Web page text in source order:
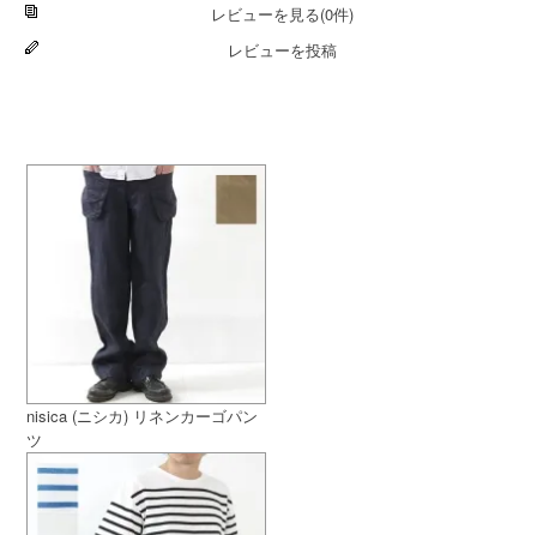
レビューを見る(0件)
レビューを投稿
nisica (ニシカ) リネンカーゴパン
ツ